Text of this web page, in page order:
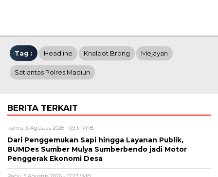
Tag : Headline Knalpot Brong Mejayan
Satlantas Polres Madiun
BERITA TERKAIT
Kamis, 6 Agustus 2026 - 09:31 WIB
Dari Penggemukan Sapi hingga Layanan Publik,
BUMDes Sumber Mulya Sumberbendo jadi Motor
Penggerak Ekonomi Desa